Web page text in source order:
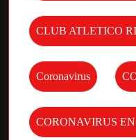
CLUB ATLETICO
Coronavirus
CORONAVIRUS